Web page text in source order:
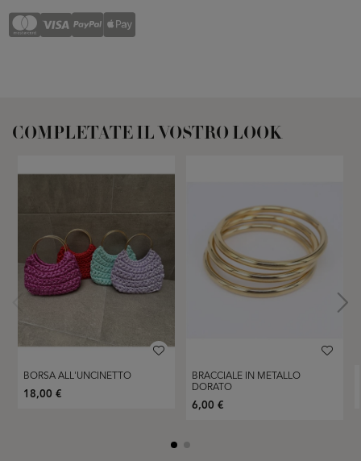
COMPLETATE IL VOSTRO LOOK
BORSA ALL'UNCINETTO
18,00 €
BRACCIALE IN METALLO
DORATO
6,00 €